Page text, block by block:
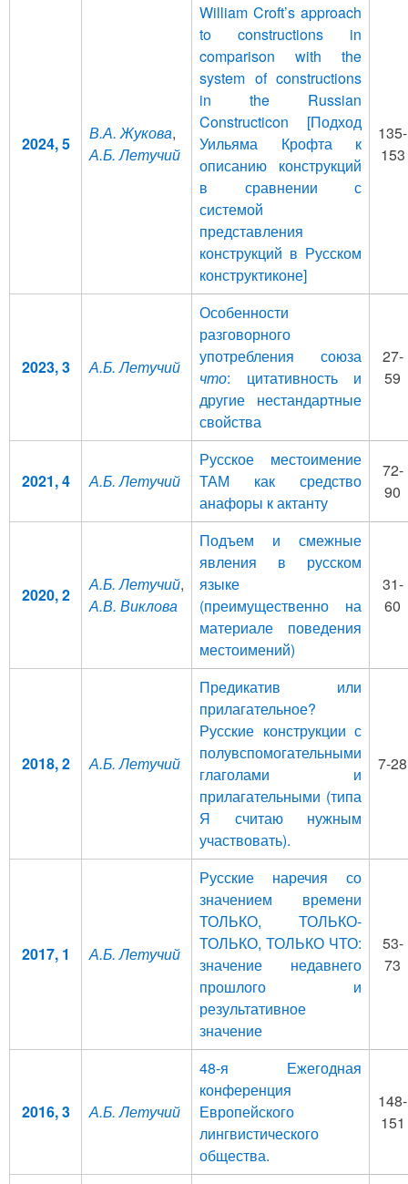
2024, 5
В.А. Жукова,
А.Б. Летучий
William Croft’s approach
to constructions in
comparison with the
system of constructions
in the Russian
Constructicon [Подход
Уильяма Крофта к
описанию конструкций
в сравнении с
системой
представления
конструкций в Русском
конструктиконе]
135-
153
2023, 3 А.Б. Летучий
Особенности
разговорного
употребления союза
что: цитативность и
другие нестандартные
свойства
27-
59
2021, 4 А.Б. Летучий
Русское местоимение
ТАМ как средство
анафоры к актанту
72-
90
2020, 2
А.Б. Летучий,
А.В. Виклова
Подъем и смежные
явления в русском
языке
(преимущественно на
материале поведения
местоимений)
31-
60
2018, 2 А.Б. Летучий
Предикатив или
прилагательное?
Русские конструкции с
полувспомогательными
глаголами и
прилагательными (типа
Я считаю нужным
участвовать).
7-28
2017, 1 А.Б. Летучий
Русские наречия со
значением времени
ТОЛЬКО, ТОЛЬКО-
ТОЛЬКО, ТОЛЬКО ЧТО:
значение недавнего
прошлого и
результативное
значение
53-
73
2016, 3 А.Б. Летучий
48-я Ежегодная
конференция
Европейского
лингвистического
общества.
148-
151